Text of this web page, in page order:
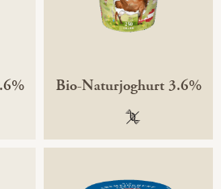
Bio-Naturjoghurt 3.6%
100 %